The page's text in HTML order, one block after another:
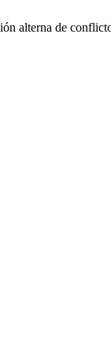
alterna de